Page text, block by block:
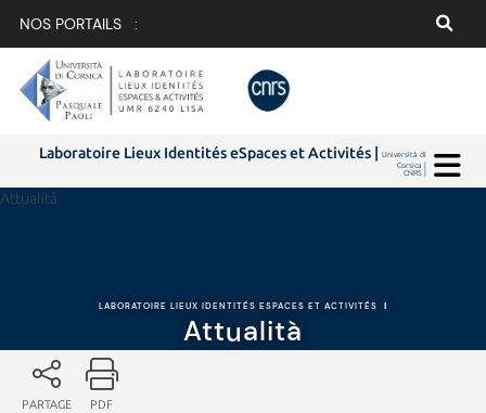
NOS PORTAILS :
Laboratoire Lieux Identités eSpaces et Activités |Università di
Corsica |
CNRS |
Attualità
LABORATOIRE LIEUX IDENTITÉS ESPACES ET ACTIVITÉS |
Attualità
PARTAGE PDF